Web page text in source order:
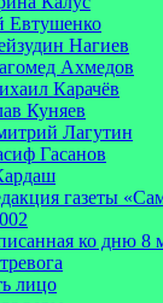
Евтушенко
Нагиев
Ахмедов
Карачёв
Куняев
Лагутин
Гасанов
газеты
ко дню 8
лицо